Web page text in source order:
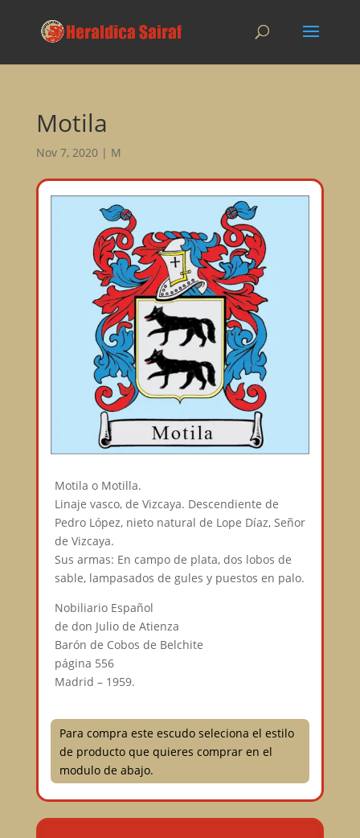
Motila
Nov 7, 2020| M
Motila o Motilla.
Linaje vasco, de Vizcaya. Descendiente de
Pedro López, nieto natural de Lope Díaz, Señor
de Vizcaya.
Sus armas: En campo de plata, dos lobos de
sable, lampasados de gules y puestos en palo.
Nobiliario Español
de don Julio de Atienza
Barón de Cobos de Belchite
página 556
Madrid – 1959.
Para compra este escudo seleciona el estilo
de producto que quieres comprar en el
modulo de abajo.